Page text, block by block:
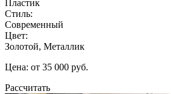
Пластик
Стиль:
Современный
Цвет:
Золотой, Металлик
Цена: от 35 000 руб.
Рассчитать